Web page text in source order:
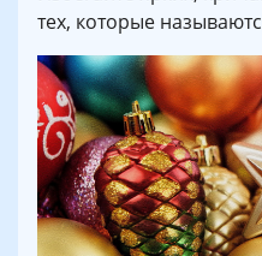
тех, которые